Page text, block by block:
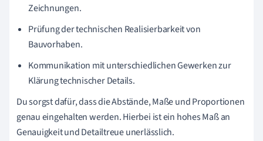
Zeichnungen.
Prüfung der technischen Realisierbarkeit von
Bauvorhaben.
Kommunikation mit unterschiedlichen Gewerken zur
Klärung technischer Details.
Du sorgst dafür, dass die Abstände, Maße und Proportionen
genau eingehalten werden. Hierbei ist ein hohes Maß an
Genauigkeit und Detailtreue unerlässlich.